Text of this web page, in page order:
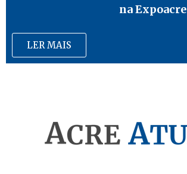
na Expoacre
LER MAIS